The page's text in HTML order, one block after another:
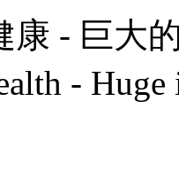
康 - 巨大
-